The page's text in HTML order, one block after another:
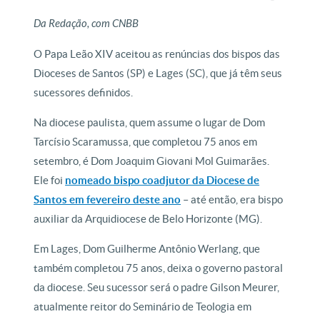
Da Redação, com CNBB
O Papa Leão XIV aceitou as renúncias dos bispos das
Dioceses de Santos (SP) e Lages (SC), que já têm seus
sucessores definidos.
Na diocese paulista, quem assume o lugar de Dom
Tarcísio Scaramussa, que completou 75 anos em
setembro, é Dom Joaquim Giovani Mol Guimarães.
Ele foi nomeado bispo coadjutor da Diocese de
Santos em fevereiro deste ano – até então, era bispo
auxiliar da Arquidiocese de Belo Horizonte (MG).
Em Lages, Dom Guilherme Antônio Werlang, que
também completou 75 anos, deixa o governo pastoral
da diocese. Seu sucessor será o padre Gilson Meurer,
atualmente reitor do Seminário de Teologia em